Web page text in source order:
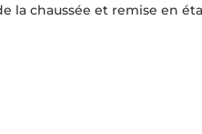
la chaussée et remise en